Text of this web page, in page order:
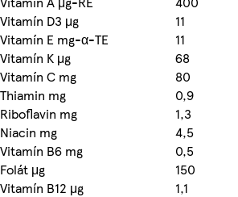
Vitamín D3 μg
11
Vitamín E mg-α-TE
11
Vitamín K μg
68
Vitamín C mg
80
Thiamin mg
0,9
Riboflavin mg
1,3
Niacin mg
4,5
Vitamín B6 mg
0,5
Folát μg
150
Vitamín B12 μg
1,1